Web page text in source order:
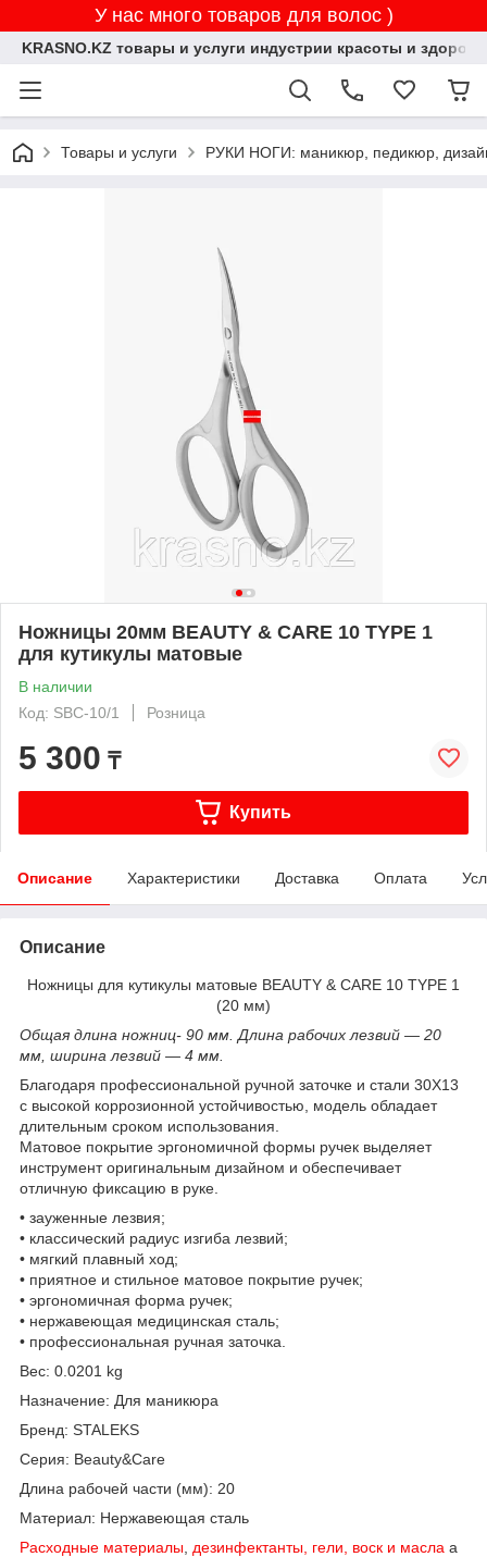
У нас много товаров для волос )
KRASNO.KZ товары и услуги индустрии красоты и
Товары и услуги РУКИ НОГИ: маникюр, педикюр,
Ножницы 20мм BEAUTY & CARE 10 TYPE 1
для кутикулы матовые
В наличии
Код: SBC-10/1
Розница
5 300 ₸
Купить
Описание Характеристики Доставка Оплата
Описание
Ножницы для кутикулы матовые BEAUTY & CARE 10 TYPE 1
(20 мм)
Общая длина ножниц- 90 мм. Длина рабочих лезвий — 20
мм, ширина лезвий — 4 мм.
Благодаря профессиональной ручной заточке и стали 30Х13
с высокой коррозионной устойчивостью, модель обладает
длительным сроком использования.
Матовое покрытие эргономичной формы ручек выделяет
инструмент оригинальным дизайном и обеспечивает
отличную фиксацию в руке.
• зауженные лезвия;
• классический радиус изгиба лезвий;
• мягкий плавный ход;
• приятное и стильное матовое покрытие ручек;
• эргономичная форма ручек;
• нержавеющая медицинская сталь;
• профессиональная ручная заточка.
Вес: 0.0201 kg
Назначение: Для маникюра
Бренд: STALEKS
Серия: Beauty&Care
Длина рабочей части (мм): 20
Материал: Нержавеющая сталь
Расходные материалы дезинфектанты, гели, воск и масла а